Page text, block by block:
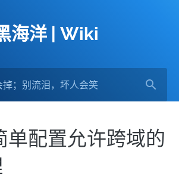
海洋 | Wiki
单配置允许跨域的